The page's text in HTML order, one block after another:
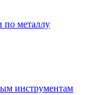
по металлу
инструментам